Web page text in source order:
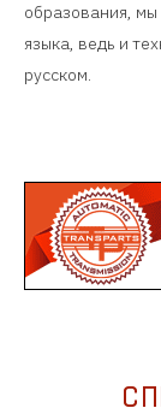
образования, мы
языка, ведь и
русском.